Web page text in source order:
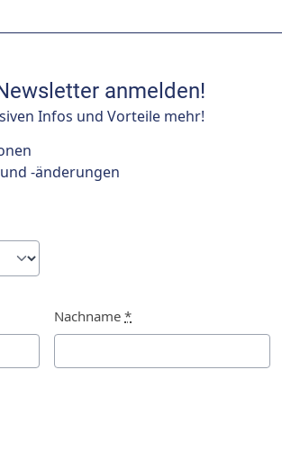
anmelden!
Infos und Vorteile mehr!
-änderungen
Nachname *